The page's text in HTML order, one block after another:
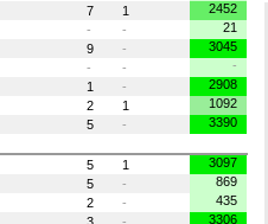
7 1
2452
- -
21
9 -
3045
- -
-
1 -
2908
2 1
1092
5 -
3390
5 1
3097
5 -
869
2 -
435
3306